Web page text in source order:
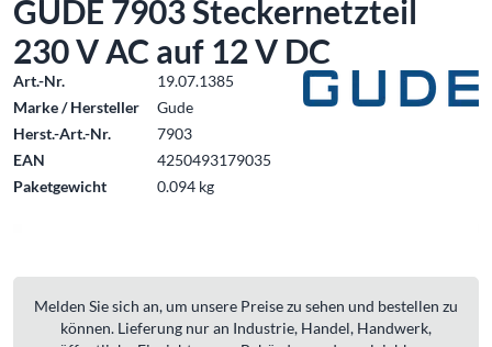
GUDE 7903 Steckernetzteil
230 V AC auf 12 V DC
Art.-Nr.
19.07.1385
Marke / Hersteller
Gude
Herst.-Art.-Nr.
7903
EAN
4250493179035
Paketgewicht
0.094 kg
Melden Sie sich an, um unsere Preise zu sehen und bestellen zu
können. Lieferung nur an Industrie, Handel, Handwerk,